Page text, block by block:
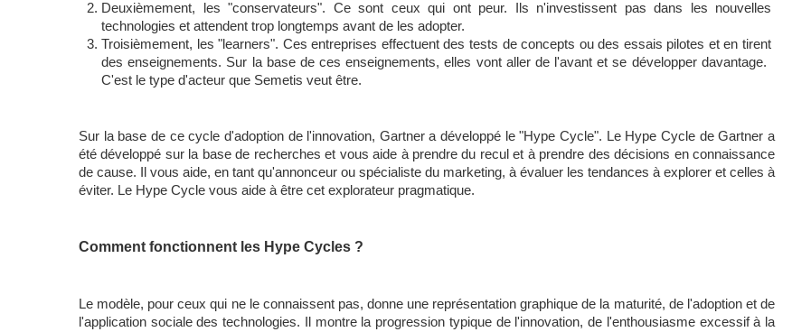
Deuxièmement, les "conservateurs". Ce sont ceux qui ont peur. Ils n'investissent pas dans les nouvelles
technologies et attendent trop longtemps avant de les adopter.
Troisièmement, les "learners". Ces entreprises effectuent des tests de concepts ou des essais pilotes et en tirent
des enseignements. Sur la base de ces enseignements, elles vont aller de l'avant et se développer davantage.
C'est le type d'acteur que Semetis veut être.
Sur la base de ce cycle d'adoption de l'innovation, Gartner a développé le "Hype Cycle". Le Hype Cycle de Gartner a
été développé sur la base de recherches et vous aide à prendre du recul et à prendre des décisions en connaissance
de cause. Il vous aide, en tant qu'annonceur ou spécialiste du marketing, à évaluer les tendances à explorer et celles à
éviter. Le Hype Cycle vous aide à être cet explorateur pragmatique.
Comment fonctionnent les Hype Cycles ?
Le modèle, pour ceux qui ne le connaissent pas, donne une représentation graphique de la maturité, de l'adoption et de
l'application sociale des technologies. Il montre la progression typique de l'innovation, de l'enthousiasme excessif à la